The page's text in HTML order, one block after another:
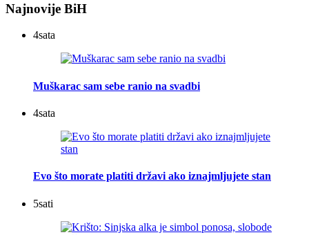
Najnovije BiH
4sata
Muškarac sam sebe ranio na svadbi
4sata
Evo što morate platiti državi ako iznajmljujete stan
5sati